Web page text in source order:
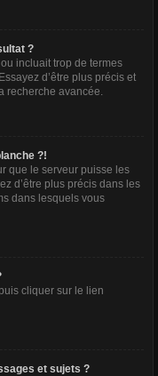
?
incluait trop de termes
d’être plus précis et
recherche avancée.
?!
que le serveur puisse les
d’être plus précis dans les
dans lesquels vous
cliquer sur le lien
et sujets ?